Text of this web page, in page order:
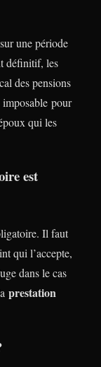
une période
définitif, les
des pensions
pour
qui les
est
Il faut
qui l’accepte,
dans le cas
prestation